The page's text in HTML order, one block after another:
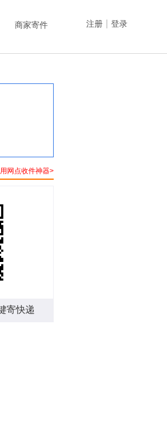
注册 登录
商家寄件
网点收件神器>
寄快递